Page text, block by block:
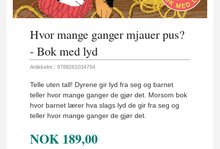
Hvor mange ganger mjauer pus?
- Bok med lyd
Artikkelnr.: 9788281034754
Telle uten tall! Dyrene gir lyd fra seg og barnet
teller hvor mange ganger de gjør det. Morsom bok
hvor barnet lærer hva slags lyd de gir fra seg og
teller hvor mange ganger de gjør det.
NOK 189,00